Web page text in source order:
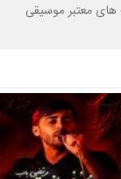
معتبر موسیقی